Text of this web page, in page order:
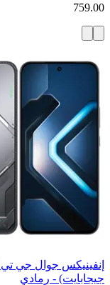
759.00
جيجابايت) - رمادي